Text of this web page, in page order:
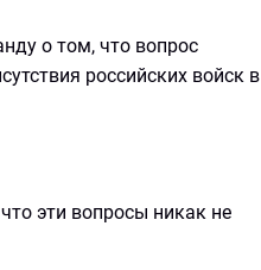
о том, что вопрос
российских войск в
эти вопросы никак не